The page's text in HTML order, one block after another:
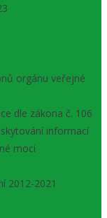
orgánu veřejné
dle zákona č. 106
informací
moci
2012-2021